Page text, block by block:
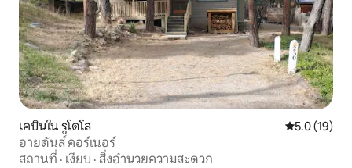
เคบินใน รูโดโส คะแนนเฉลี่ย
5.0 (19)
อายดันส์ คอร์เนอร์
สถานที่ · เงียบ · สิ่งอำนวยความสะดวก